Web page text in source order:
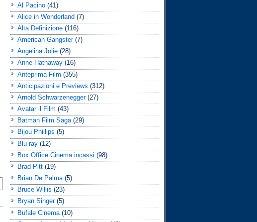
Al Pacino (41)
Alice in Wonderland (7)
Alta Definizione (116)
American Gangster (7)
Angelina Jolie (28)
Anne Hathaway (16)
Anteprima Film (355)
Anticipazioni e Previews (312)
Arnold Schwarzenegger (27)
Avatar il Film (43)
Batman Film Saga (29)
Bijou Phillips (5)
Blu ray (12)
Box Office Cinema incassi (98)
Brad Pitt (19)
Brian De Palma (5)
Bruce Willis (23)
Bryan Singer (5)
Bufale Cinema (10)